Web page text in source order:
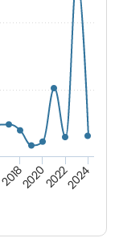
2018202020222024